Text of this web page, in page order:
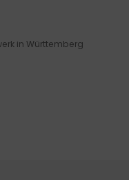
in Württemberg